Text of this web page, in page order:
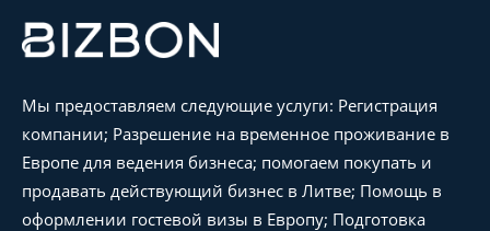
Мы предоставляем следующие услуги: Регистрация
компании; Разрешение на временное проживание в
Европе для ведения бизнеса; помогаем покупать и
продавать действующий бизнес в Литве; Помощь в
оформлении гостевой визы в Европу; Подготовка